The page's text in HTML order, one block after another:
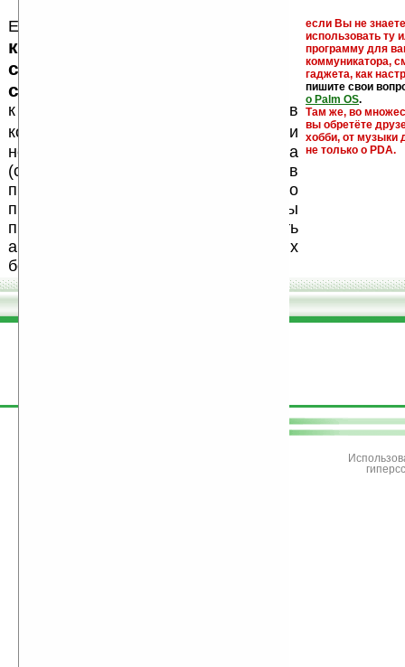
Еще раз обращаем внимание, что
кейгены, кряки - лекарства,
серийные номера, ключи и
ссылки на варезные сайты
если Вы не
использовать ту
программу для
коммуникатора,
гаджета, как
пишите свои
о Palm OS.
Там же, во
вы обретёте
хобби, от музыки
не только о PDA.
к публикации на нашем сайте в
комментариях
, как и
несанкционированная реклама
(спам). Мы поддерживаем авторов
программ и развитие легального
программного обеспечения. Также мы
призываем Вас поддерживать
авторов, особенно создающих
бесплатные (freeware) программы.